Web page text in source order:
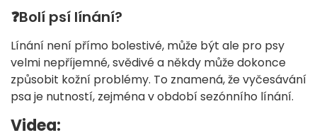
❓Bolí psí línání?
Línání není přímo bolestivé, může být ale pro psy
velmi nepříjemné, svědivé a někdy může dokonce
způsobit kožní problémy. To znamená, že vyčesávání
psa je nutností, zejména v období sezónního línání.
Videa: